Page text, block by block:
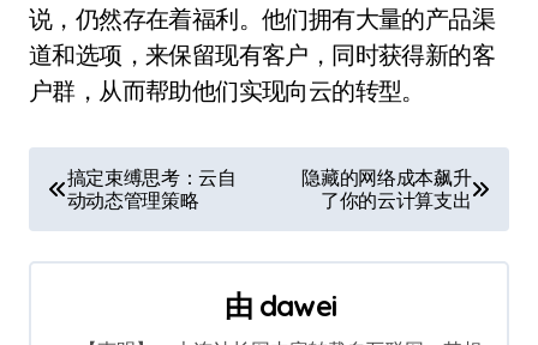
说，仍然存在着福利。他们拥有大量的产品渠
道和选项，来保留现有客户，同时获得新的客
户群，从而帮助他们实现向云的转型。
文
章
导
搞定束缚思考：云自
动动态管理策略
隐藏的网络成本飙升
了你的云计算支出
由 dawei